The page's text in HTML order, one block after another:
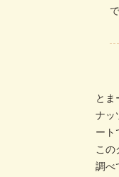
とま
ナッ
ート
この
調べ